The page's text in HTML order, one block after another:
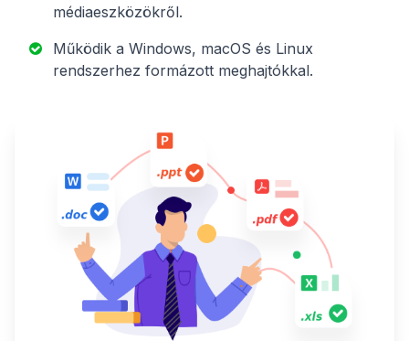
médiaeszközökről.
Működik a Windows, macOS és Linux
rendszerhez formázott meghajtókkal.